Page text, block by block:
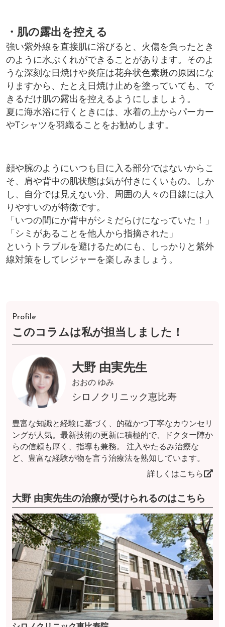
・肌の露出を控える
強い紫外線を直接肌に浴びると、火傷を負ったとき
のように水ぶくれができることがあります。そのよ
うな深刻な日焼けや炎症は花弁状色素斑の原因にな
りますから、たとえ日焼け止めを塗っていても、で
きるだけ肌の露出を控えるようにしましょう。
夏に海水浴に行くときには、水着の上からパーカー
やTシャツを羽織ることをお勧めします。
顔や腕のようにいつも目に入る部分ではないからこ
そ、肩や背中の肌状態は気が付きにくいもの。しか
し、自分では見えない分、周囲の人々の目線には入
りやすいのが特徴です。
「いつの間にか背中がシミだらけになっていた！」
「シミがあることを他人から指摘された」
というトラブルを避けるためにも、しっかりと紫外
線対策をしてレジャーを楽しみましょう。
Profile
このコラムは私が担当しました！
大野 由実先生
おおの ゆみ
シロノクリニック恵比寿
豊富な知識と経験に基づく、的確かつ丁寧なカウンセリ
ングが人気。最新技術の更新に積極的で、ドクター陣か
らの信頼も厚く、指導も兼務。 注入やたるみ治療な
ど、豊富な経験が物を言う治療法を熟知しています。
詳しくはこちら
大野 由実先生の治療が受けられるのはこちら